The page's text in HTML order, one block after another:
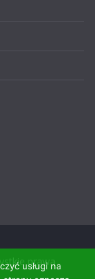
prawa
usługi na